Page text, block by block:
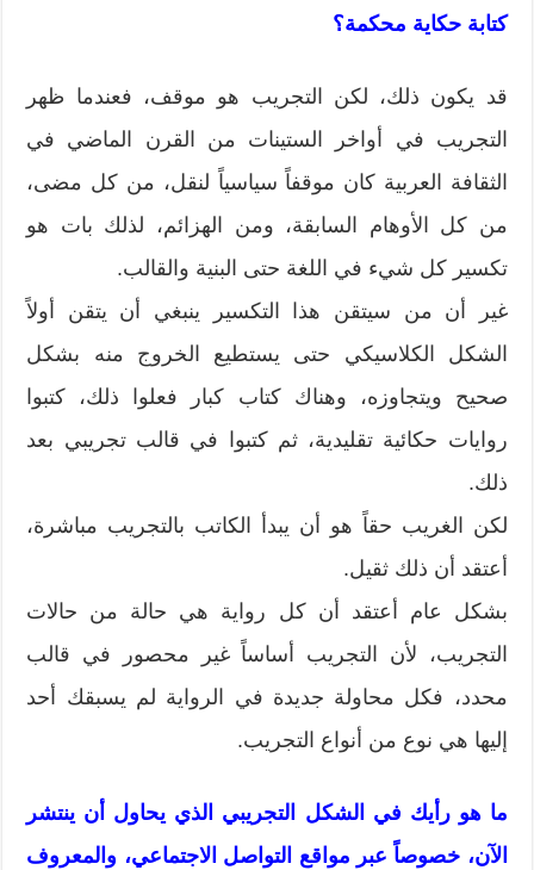
كتابة حكاية محكمة؟
قد يكون ذلك، لكن التجريب هو موقف، فعندما ظهر
التجريب في أواخر الستينات من القرن الماضي في
الثقافة العربية كان موقفاً سياسياً لنقل، من كل مضى،
من كل الأوهام السابقة، ومن الهزائم، لذلك بات هو
تكسير كل شيء في اللغة حتى البنية والقالب.
غير أن من سيتقن هذا التكسير ينبغي أن يتقن أولاً
الشكل الكلاسيكي حتى يستطيع الخروج منه بشكل
صحيح ويتجاوزه، وهناك كتاب كبار فعلوا ذلك، كتبوا
روايات حكائية تقليدية، ثم كتبوا في قالب تجريبي بعد
ذلك.
لكن الغريب حقاً هو أن يبدأ الكاتب بالتجريب مباشرة،
أعتقد أن ذلك ثقيل.
بشكل عام أعتقد أن كل رواية هي حالة من حالات
التجريب، لأن التجريب أساساً غير محصور في قالب
محدد، فكل محاولة جديدة في الرواية لم يسبقك أحد
إليها هي نوع من أنواع التجريب.
ما هو رأيك في الشكل التجريبي الذي يحاول أن ينتشر
الآن، خصوصاً عبر مواقع التواصل الاجتماعي، والمعروف